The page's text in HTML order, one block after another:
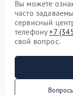
Вы можете
часто
сервисный
телефону+7
свой вопрос.